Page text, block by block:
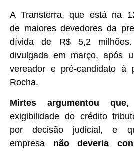
A Transterra, que está na
de maiores devedores da
dívida de R$ 5,2
divulgada em março, após
vereador e pré-candidato à
Rocha.
Mirtes argumentou que,
exigibilidade do crédito
por decisão judicial, e
empresa não deveria